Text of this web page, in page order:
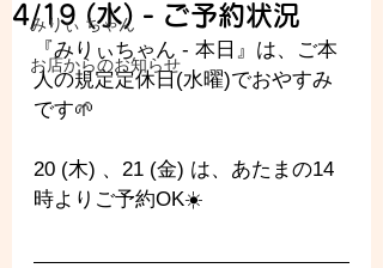
みりぃ ちゃん
お店からのお知らせ
4/19 (水) - ご予約状況
『みりぃちゃん - 本日』は、ご本
人の規定定休日(水曜)でおやすみ
です🌱
20 (木) 、21 (金) は、あたまの14
時よりご予約OK☀️